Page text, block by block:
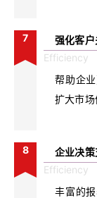
7
强化客
Efficiency
帮助企
扩大市场
8
企业决策
Efficiency
丰富的